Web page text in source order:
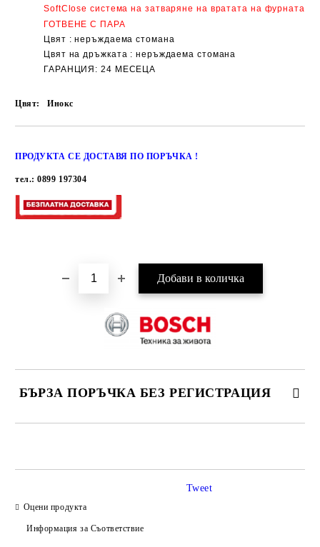
SoftCloseсистема на затваряне на вратата на фурната
ГОТВЕНЕ С ПАРА
Цвят :неръждаема стомана
Цвят на дръжката : неръждаема стомана
ГАРАНЦИЯ: 24 МЕСЕЦА
Цвят: Инокс
ПРОДУКТА СЕ ДОСТАВЯ ПО ПОРЪЧКА !
тел.: 0899 197304
БЪРЗА ПОРЪЧКА БЕЗ РЕГИСТРАЦИЯ
Съгласен съм сПолитиката за лични данни
Оцени продукта
Информация за Съответствие
Tweet